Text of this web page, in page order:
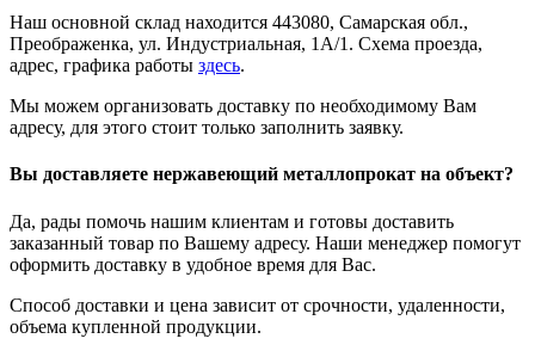
Наш основной склад находится 443080, Самарская обл.,
Преображенка, ул. Индустриальная, 1А/1. Схема проезда,
адрес, графика работы здесь.
Мы можем организовать доставку по необходимому Вам
адресу, для этого стоит только заполнить заявку.
Вы доставляете нержавеющий металлопрокат на объект?
Да, рады помочь нашим клиентам и готовы доставить
заказанный товар по Вашему адресу. Наши менеджер помогут
оформить доставку в удобное время для Вас.
Способ доставки и цена зависит от срочности, удаленности,
объема купленной продукции.